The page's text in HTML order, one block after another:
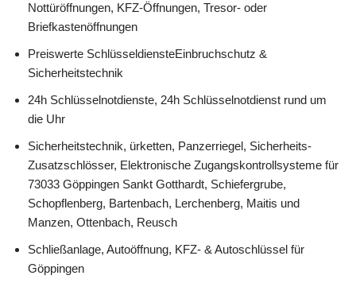
Nottüröffnungen, KFZ-Öffnungen, Tresor- oder
Briefkastenöffnungen
Preiswerte SchlüsseldiensteEinbruchschutz &
Sicherheitstechnik
24h Schlüsselnotdienste, 24h Schlüsselnotdienst rund um
die Uhr
Sicherheitstechnik, ürketten, Panzerriegel, Sicherheits-
Zusatzschlösser, Elektronische Zugangskontrollsysteme für
73033 Göppingen Sankt Gotthardt, Schiefergrube,
Schopflenberg, Bartenbach, Lerchenberg, Maitis und
Manzen, Ottenbach, Reusch
Schließanlage, Autoöffnung, KFZ- & Autoschlüssel für
Göppingen